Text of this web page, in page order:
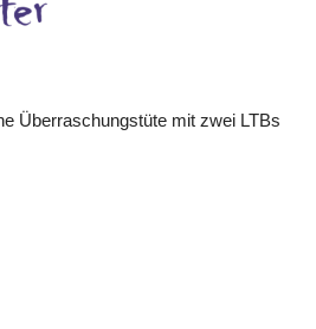
Überraschungstüte mit zwei LTBs